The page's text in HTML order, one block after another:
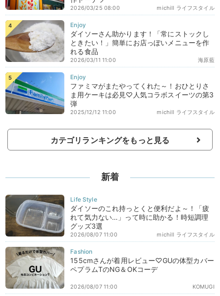
michill ライフスタイル
2026/03/25 08:00
ダイソーさん助かります！「常にストックし
ときたい！」簡単にお店っぽいメニューを作
れる食品
海原藍
2026/03/11 11:00
ファミマがまたやってくれた～！おひとりさ
ま用ケーキは必見♡人気コラボスイーツの第3
弾
michill ライフスタイル
2025/12/12 11:00
カテゴリランキングをもっと見る
新着
ダイソーのこれ持っとくと便利だよ～！「疲
れて気力ない…」って時に助かる！時短調理
グッズ3選
michill ライフスタイル
2026/08/07 11:00
155cmさんが着用レビュー♡GUの体型カバー
ペプラムTのNG＆OKコーデ
KOMUGI
2026/08/07 11:00